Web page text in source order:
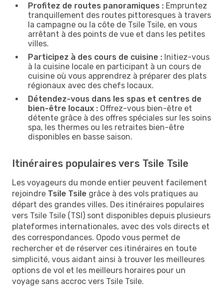
Profitez de routes panoramiques : Empruntez
tranquillement des routes pittoresques à travers
la campagne ou la côte de Tsile Tsile, en vous
arrêtant à des points de vue et dans les petites
villes.
Participez à des cours de cuisine : Initiez-vous
à la cuisine locale en participant à un cours de
cuisine où vous apprendrez à préparer des plats
régionaux avec des chefs locaux.
Détendez-vous dans les spas et centres de
bien-être locaux : Offrez-vous bien-être et
détente grâce à des offres spéciales sur les soins
spa, les thermes ou les retraites bien-être
disponibles en basse saison.
Itinéraires populaires vers Tsile Tsile
Les voyageurs du monde entier peuvent facilement
rejoindre Tsile Tsile grâce à des vols pratiques au
départ des grandes villes. Des itinéraires populaires
vers Tsile Tsile (TSI) sont disponibles depuis plusieurs
plateformes internationales, avec des vols directs et
des correspondances. Opodo vous permet de
rechercher et de réserver ces itinéraires en toute
simplicité, vous aidant ainsi à trouver les meilleures
options de vol et les meilleurs horaires pour un
voyage sans accroc vers Tsile Tsile.